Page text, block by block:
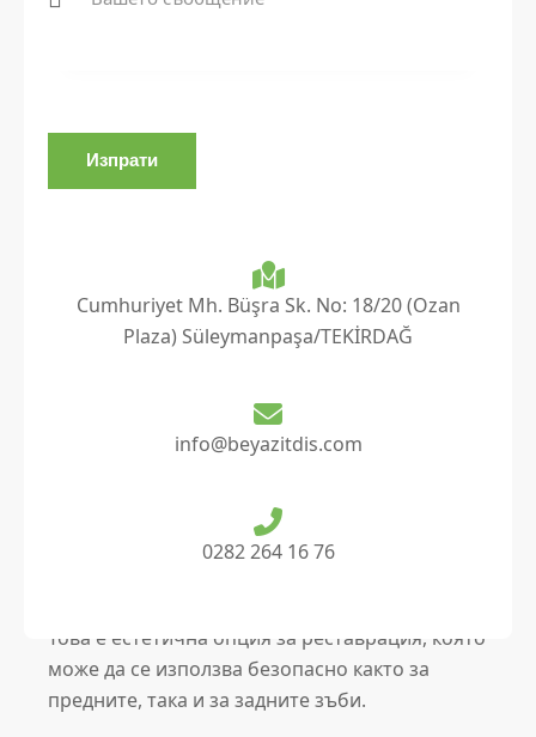
износване и неправилна форма на зъбите.
Възможността за приложение с минимална
загуба на зъбна тъкан прави този метод една
се завърши бързо под локална анестезия в
клинична обстановка.
Какво представляват композитните
Композитните реставрации са процедури за
пломбиране и моделиране, при които се
със зъбната тъкан чрез специални адхезивни
системи. Тази процедура възстановява
Това е естетична опция за реставрация, която
може да се използва безопасно както за
предните, така и за задните зъби.
Cumhuriyet Mh. Büşra Sk. No: 18/20 (Ozan
Plaza) Süleymanpaşa/TEKİRDAĞ
info@beyazitdis.com
0282 264 16 76